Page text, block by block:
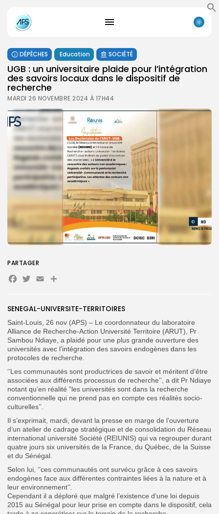
Search
DÉPÊCHES Education SOCIÉTÉ
UGB : un universitaire plaide pour l’intégration
des savoirs locaux dans le dispositif de
recherche
MARDI 26 NOVEMBRE 2024 À 17H44
SENEGAL-UNIVERSITE-TERRITOIRES
Saint-Louis, 26 nov (APS) – Le coordonnateur du laboratoire
Alliance de Recherche-Action Université Territoire (ARUT), Pr
Sambou Ndiaye, a plaidé pour une plus grande ouverture des
universités avec l’intégration des savoirs endogènes dans les
protocoles de recherche.
‘’Les communautés sont productrices de savoir et méritent d’être
associées aux différents processus de recherche’’, a dit Pr Ndiaye
notant qu’en réalité ”les universités sont dans la recherche
conventionnelle qui ne prend pas en compte ces réalités socio-
culturelles’’.
Il s’exprimait, mardi, devant la presse en marge de l’ouverture
d’un atelier de cadrage stratégique et de consolidation du Réseau
international université Société (REIUNIS) qui va regrouper durant
quatre jours six universités de la France, du Québec, de la Suisse
et du Sénégal.
Selon lui, ‘’ces communautés ont survécu grâce à ces savoirs
endogènes face aux différentes contraintes liées à la nature et à
leur environnement’’.
Cependant il a déploré que malgré l’existence d’une loi depuis
2015 au Sénégal pour leur prise en compte dans le dispositif, cela
PARTAGER
Facebook
Twitter
EmailPartager